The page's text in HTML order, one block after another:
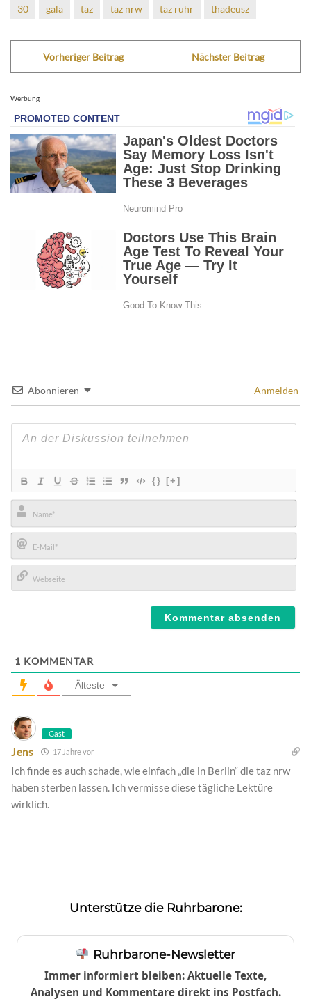
30 gala taz taz nrw taz ruhr thadeusz
Vorheriger Beitrag Nächster Beitrag
Werbung
Abonnieren Anmelden
{} [+]
Name*
E-
Mail*
1 KOMMENTAR
Älteste
Gast
Jens 17 Jahre vor
Ich finde es auch schade, wie einfach „die in Berlin“ die taz nrw
haben sterben lassen. Ich vermisse diese tägliche Lektüre
wirklich.
Unterstütze die Ruhrbarone:
Ruhrbarone-Newsletter
Immer informiert bleiben: Aktuelle Texte,
Analysen und Kommentare direkt ins Postfach.